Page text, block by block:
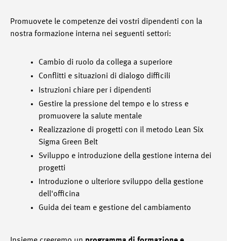
Promuovete le competenze dei vostri dipendenti con la
nostra formazione interna nei seguenti settori:
Cambio di ruolo da collega a superiore
Conflitti e situazioni di dialogo difficili
Istruzioni chiare per i dipendenti
Gestire la pressione del tempo e lo stress e
promuovere la salute mentale
Realizzazione di progetti con il metodo Lean Six
Sigma Green Belt
Sviluppo e introduzione della gestione interna dei
progetti
Introduzione o ulteriore sviluppo della gestione
dell'officina
Guida dei team e gestione del cambiamento